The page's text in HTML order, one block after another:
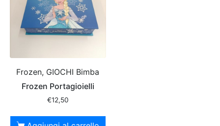
Frozen, GIOCHI Bimba
Frozen Portagioielli
€12,50